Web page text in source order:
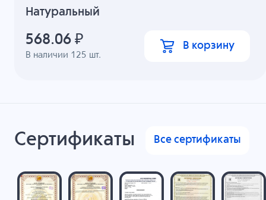
Натуральный
В наличии 125 шт.
568.06 ₽ В корзину
Сертификаты Все сертификаты